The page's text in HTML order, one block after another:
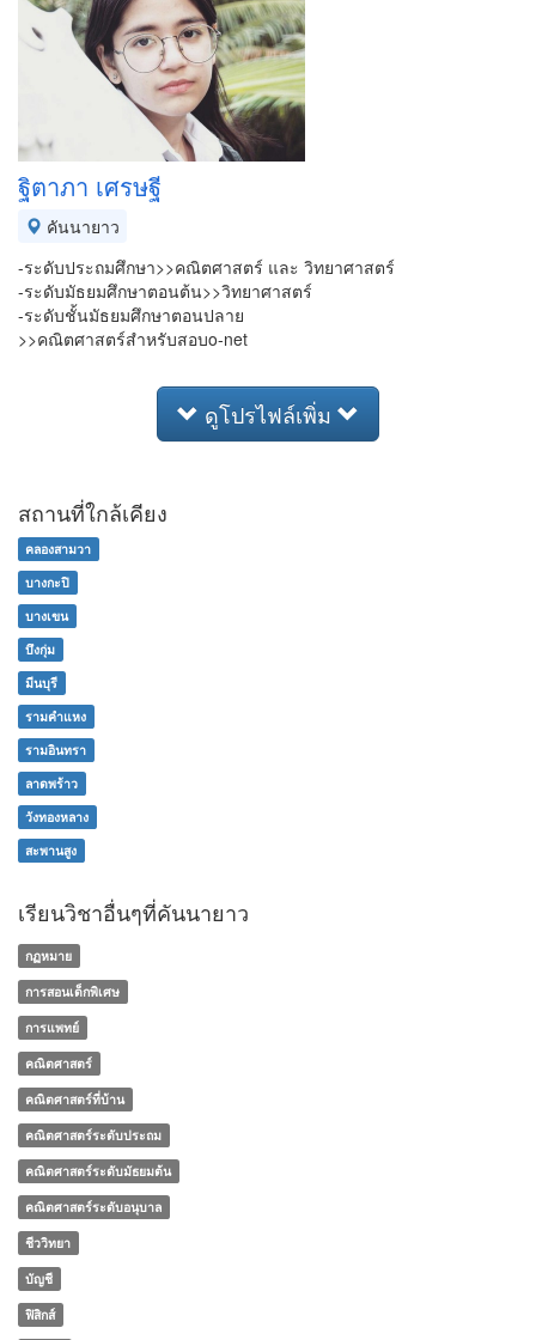
ฐิตาภา เศรษฐี
คันนายาว
-ระดับประถมศึกษา>>คณิตศาสตร์ และ วิทยาศาสตร์
-ระดับมัธยมศึกษาตอนต้น>>วิทยาศาสตร์
-ระดับชั้นมัธยมศึกษาตอนปลาย
>>คณิตศาสตร์สำหรับสอบo-net
ดูโปรไฟล์เพิ่ม
สถานที่ใกล้เคียง
คลองสามวา
บางกะปิ
บางเขน
บึงกุ่ม
มีนบุรี
รามคำแหง
รามอินทรา
ลาดพร้าว
วังทองหลาง
สะพานสูง
เรียนวิชาอื่นๆที่คันนายาว
กฏหมาย
การสอนเด็กพิเศษ
การแพทย์
คณิตศาสตร์
คณิตศาสตร์ที่บ้าน
คณิตศาสตร์ระดับประถม
คณิตศาสตร์ระดับมัธยมต้น
คณิตศาสตร์ระดับอนุบาล
ชีววิทยา
บัญชี
ฟิสิกส์